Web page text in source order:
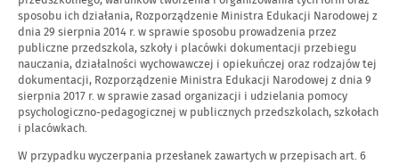
sposobu ich działania, Rozporządzenie Ministra Edukacji Narodowej z
dnia 29 sierpnia 2014 r. w sprawie sposobu prowadzenia przez
publiczne przedszkola, szkoły i placówki dokumentacji przebiegu
nauczania, działalności wychowawczej i opiekuńczej oraz rodzajów tej
dokumentacji, Rozporządzenie Ministra Edukacji Narodowej z dnia 9
sierpnia 2017 r. w sprawie zasad organizacji i udzielania pomocy
psychologiczno-pedagogicznej w publicznych przedszkolach, szkołach
i placówkach.
W przypadku wyczerpania przesłanek zawartych w przepisach art. 6